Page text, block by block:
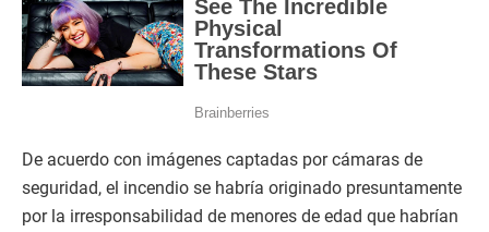
De acuerdo con imágenes captadas por cámaras de
seguridad, el incendio se habría originado presuntamente
por la irresponsabilidad de menores de edad que habrían